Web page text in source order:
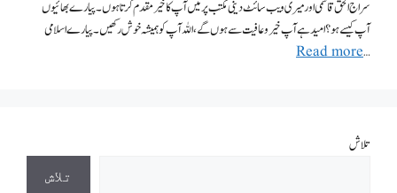
سراج الحق قاسمی اور میری ویب سائٹ دینی مکتب پر میں آپ کا خیر مقدم کرتا ہوں۔ پیارے بھائیوں
آپ کیسے ہو؟ امید ہے آپ خیروعافیت سے ہوں گے، اللہ آپ کو ہمیشہ خوش رکھیں ۔ پیارے اسلامی
…
Read more
تلاش
تلاش